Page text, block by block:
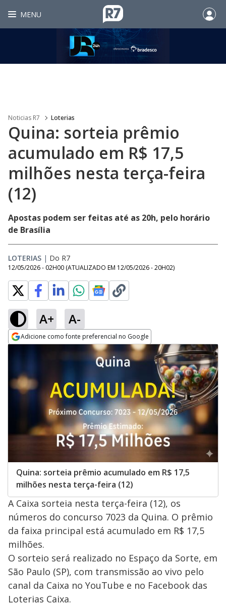
MENU
Noticias R7 Loterias
Quina: sorteia prêmio
acumulado em R$ 17,5
milhões nesta terça-feira
(12)
Apostas podem ser feitas até as 20h, pelo horário
de Brasília
LOTERIAS | Do R7
12/05/2026 - 02H00 (ATUALIZADO EM 12/05/2026 - 20H02)
A+ A-
Adicione como fonte preferencial no Google
Opens in new window
Quina: sorteia prêmio acumulado em R$ 17,5
milhões nesta terça-feira (12)
A Caixa sorteia nesta terça-feira (12), os
números do concurso 7023 da Quina. O prêmio
da faixa principal está acumulado em R$ 17,5
milhões.
O sorteio será realizado no Espaço da Sorte, em
São Paulo (SP), com transmissão ao vivo pelo
canal da Caixa no YouTube e no Facebook das
Loterias Caixa.